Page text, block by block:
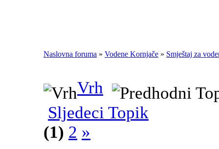
Naslovna foruma » Vodene Kornjače » Smještaj za
Vrh
Sljedeci Topik
(1) 2 »